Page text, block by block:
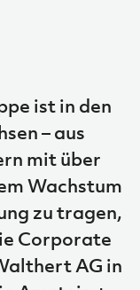
ist in den
– aus
mit über
Wachstum
zu tragen,
Corporate
AG in